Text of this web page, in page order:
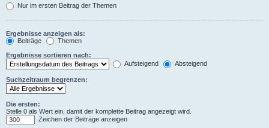
Nur im ersten Beitrag der Themen
Ergebnisse anzeigen als:
Beiträge
Themen
Ergebnisse sortieren nach:
Aufsteigend
Absteigend
Suchzeitraum begrenzen:
Die ersten:
Stelle 0 als Wert ein, damit der komplette Beitrag angezeigt wird.
Zeichen der Beiträge anzeigen